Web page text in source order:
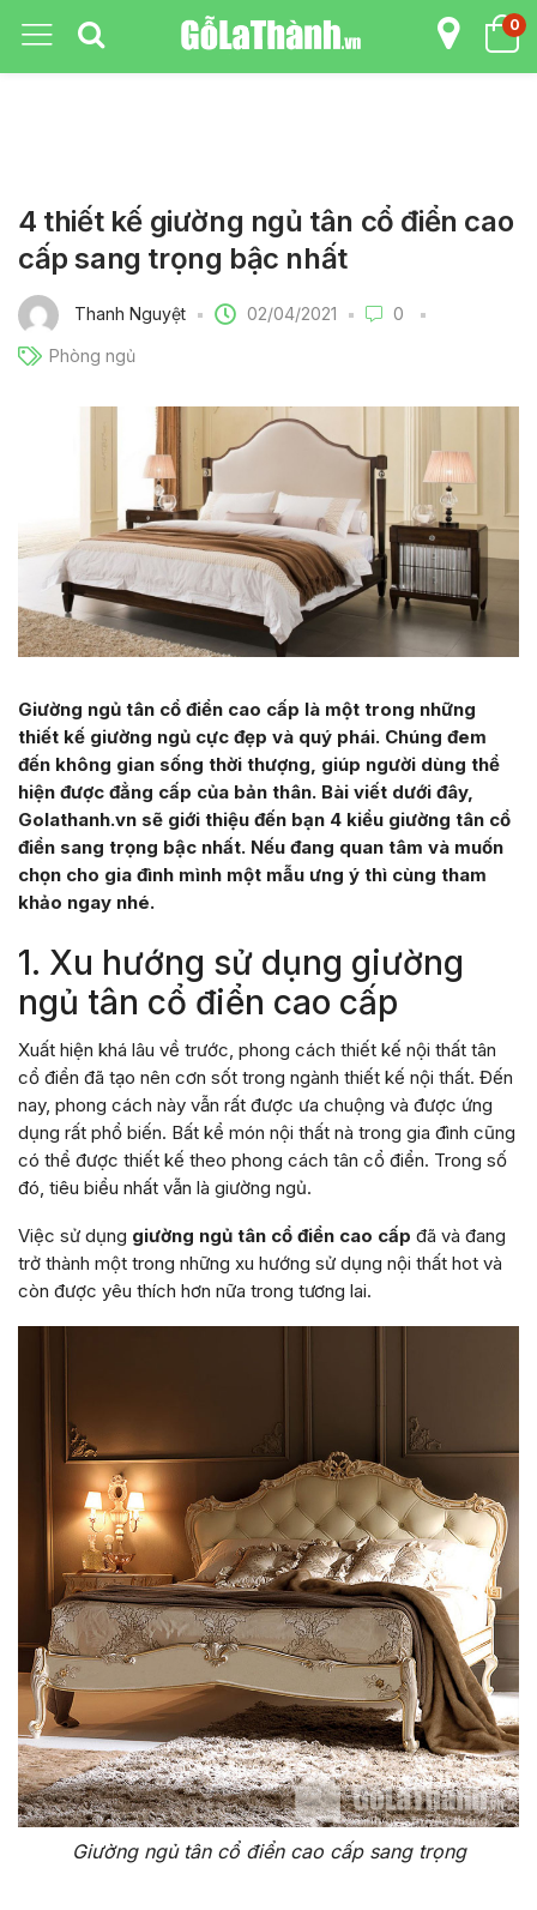
0
4 thiết kế giường ngủ tân cổ điển cao
cấp sang trọng bậc nhất
Thanh Nguyệt 02/04/2021 0
Phòng ngủ
Giường ngủ tân cổ điển cao cấp là một trong những
thiết kế giường ngủ cực đẹp và quý phái. Chúng đem
đến không gian sống thời thượng, giúp người dùng thể
hiện được đẳng cấp của bản thân. Bài viết dưới đây,
Golathanh.vn sẽ giới thiệu đến bạn 4 kiểu giường tân cổ
điển sang trọng bậc nhất. Nếu đang quan tâm và muốn
chọn cho gia đình mình một mẫu ưng ý thì cùng tham
khảo ngay nhé.
1. Xu hướng sử dụng giường
ngủ tân cổ điển cao cấp
Xuất hiện khá lâu về trước, phong cách thiết kế nội thất tân
cổ điển đã tạo nên cơn sốt trong ngành thiết kế nội thất. Đến
nay, phong cách này vẫn rất được ưa chuộng và được ứng
dụng rất phổ biến. Bất kể món nội thất nà trong gia đình cũng
có thể được thiết kế theo phong cách tân cổ điển. Trong số
đó, tiêu biểu nhất vẫn là giường ngủ.
Việc sử dụng giường ngủ tân cổ điển cao cấp đã và đang
trở thành một trong những xu hướng sử dụng nội thất hot và
còn được yêu thích hơn nữa trong tương lai.
Giường ngủ tân cổ điển cao cấp sang trọng